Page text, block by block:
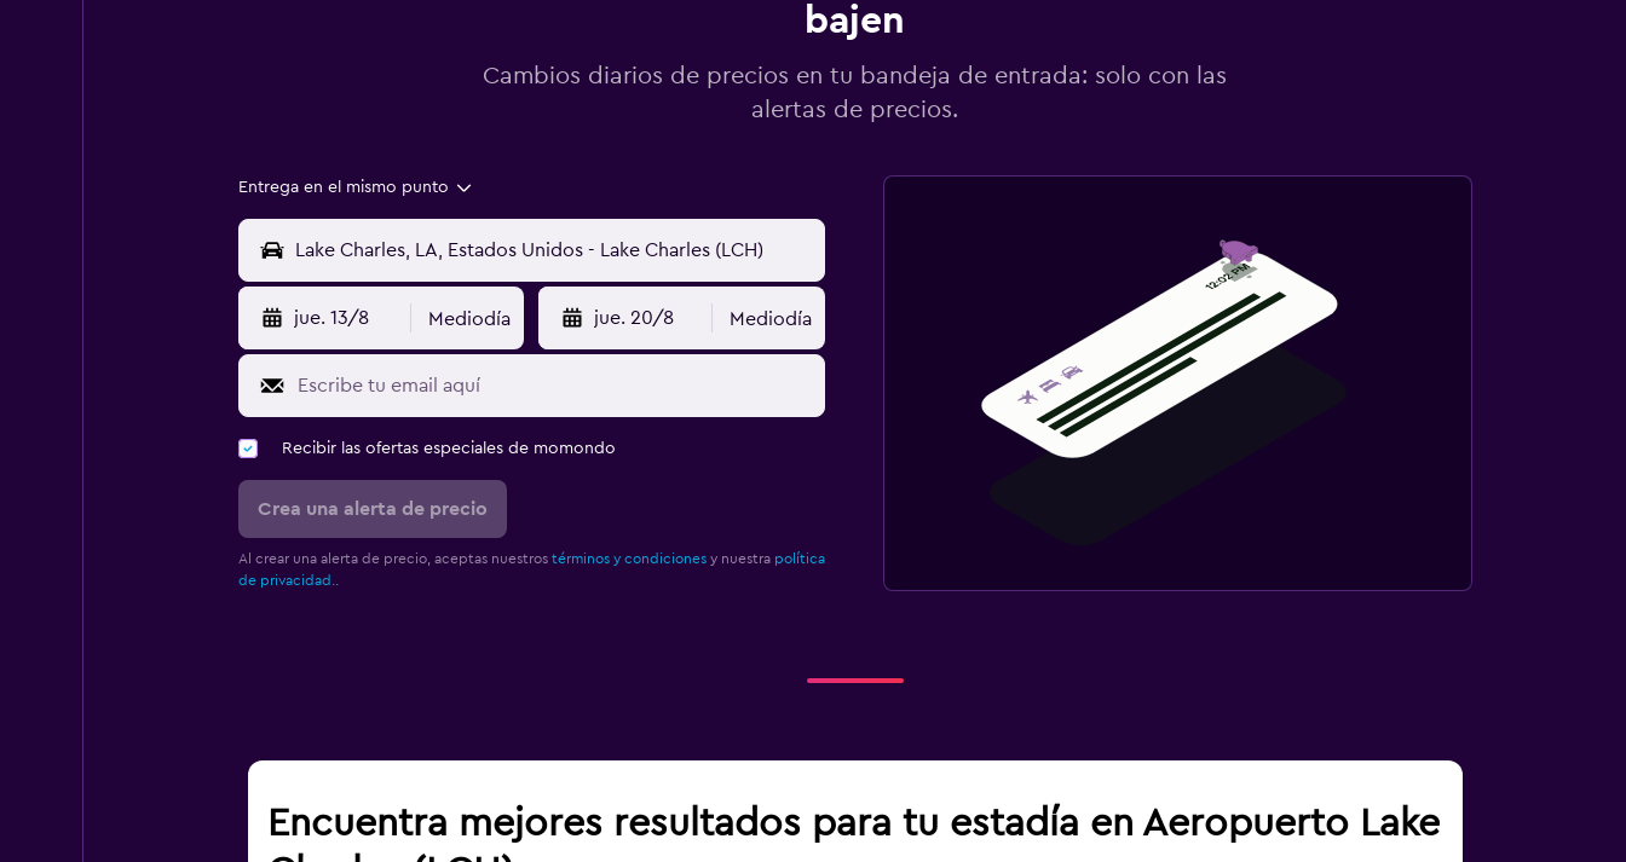
bajen
Cambios diarios de precios en tu bandeja de entrada: solo con las
alertas de precios.
Entrega en el mismo punto
jue. 13/8 Mediodía jue. 20/8 Mediodía
Recibir las ofertas especiales de momondo
Crea una alerta de precio
Al crear una alerta de precio, aceptas nuestros términos y condicionesy nuestra política
de privacidad.
Encuentra mejores resultados para tu estadía en Aeropuerto Lake